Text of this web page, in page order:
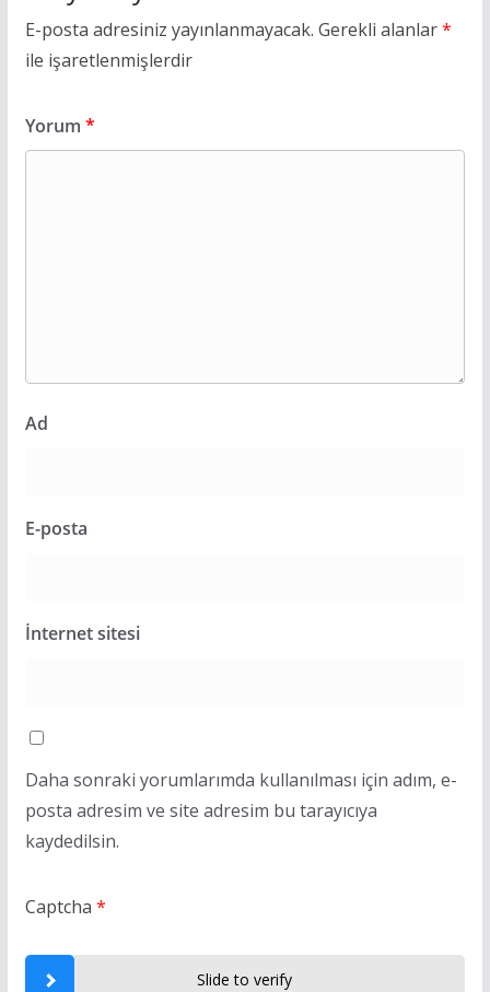
E-posta adresiniz yayınlanmayacak. Gerekli alanlar*
ile işaretlenmişlerdir
Yorum *
Ad
E-posta
İnternet sitesi
Daha sonraki yorumlarımda kullanılması için adım, e-
posta adresim ve site adresim bu tarayıcıya
kaydedilsin.
Captcha *
Slide to verify